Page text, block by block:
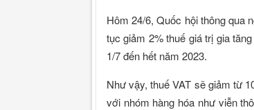
Hôm 24/6, Quốc hội thông qua
tục giảm 2% thuế giá trị gia
1/7 đến hết năm 2023.
Như vậy, thuế VAT sẽ giảm từ
với nhóm hàng hóa như viễn